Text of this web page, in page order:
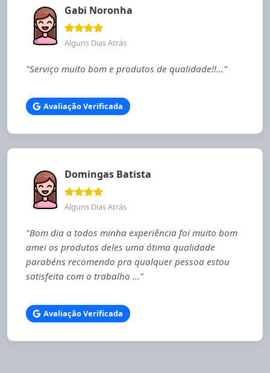
Gabi Noronha
Alguns Dias Atrás
"Serviço muito bom e produtos de qualidade!!..."
Avaliação Verificada
Domingas Batista
Alguns Dias Atrás
"Bom dia a todos minha experiência foi muito bom
amei os produtos deles uma ótima qualidade
parabéns recomendo pra qualquer pessoa estou
satisfeita com o trabalho ..."
Avaliação Verificada